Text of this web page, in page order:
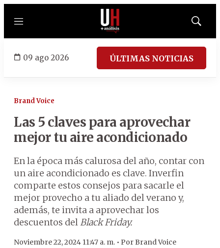
Menú
Mostrar
09 ago 2026 ÚLTIMAS NOTICIAS
Brand Voice
Las 5 claves para aprovechar
mejor tu aire acondicionado
En la época más calurosa del año, contar con
un aire acondicionado es clave. Inverfin
comparte estos consejos para sacarle el
mejor provecho a tu aliado del verano y,
además, te invita a aprovechar los
descuentos delBlack Friday.
Noviembre 22, 2024 11:47 a. m. • PorBrand Voice